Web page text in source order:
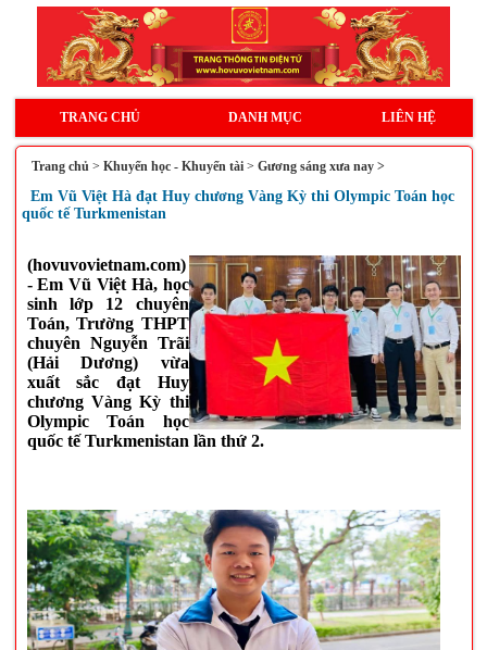
TRANG CHỦ DANH MỤC LIÊN HỆ
Trang chủ > Khuyến học - Khuyến tài> Gương sáng xưa nay >
Em Vũ Việt Hà đạt Huy chương Vàng Kỳ thi Olympic Toán học
quốc tế Turkmenistan
(hovuvovietnam.com)
- Em Vũ Việt Hà, học
sinh lớp 12 chuyên
Toán, Trường THPT
chuyên Nguyễn Trãi
(Hải Dương) vừa
xuất sắc đạt Huy
chương Vàng Kỳ thi
Olympic Toán học
quốc tếTurkmenistan lần thứ 2.